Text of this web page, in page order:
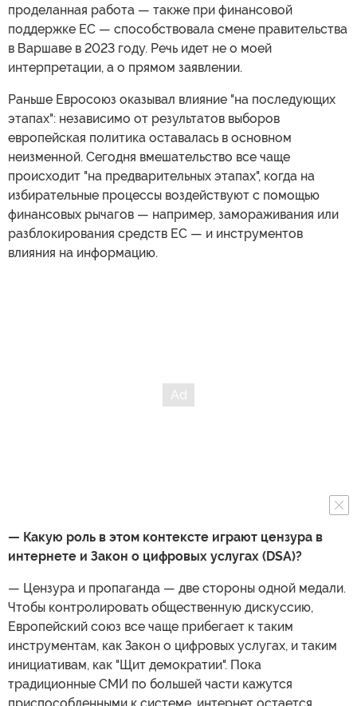
проделанная работа — также при финансовой
поддержке ЕС — способствовала смене правительства
в Варшаве в 2023 году. Речь идет не о моей
интерпретации, а о прямом заявлении.
Раньше Евросоюз оказывал влияние "на последующих
этапах": независимо от результатов выборов
европейская политика оставалась в основном
неизменной. Сегодня вмешательство все чаще
происходит "на предварительных этапах", когда на
избирательные процессы воздействуют с помощью
финансовых рычагов — например, замораживания или
разблокирования средств ЕС — и инструментов
влияния на информацию.
— Какую роль в этом контексте играют цензура в
интернете и Закон о цифровых услугах (DSA)?
— Цензура и пропаганда — две стороны одной медали.
Чтобы контролировать общественную дискуссию,
Европейский союз все чаще прибегает к таким
инструментам, как Закон о цифровых услугах, и таким
инициативам, как "Щит демократии". Пока
традиционные СМИ по большей части кажутся
приспособленными к системе, интернет остается